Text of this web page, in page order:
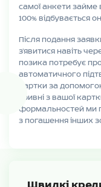
самої анкети займе
100% відбувається
Після подання
з’явитися навіть
позика потребує
автоматичного
картки за
гривні з вашої
формальностей ми
з погашення інших